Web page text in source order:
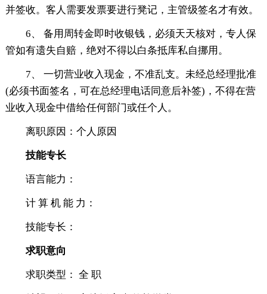
并签收。客人需要发票要进行凳记，主管级签名才有效。
6、 备用周转金即时收银钱，必须天天核对，专人保
管如有遗失自赔，绝对不得以白条抵库私自挪用。
7、 一切营业收入现金，不准乱支。未经总经理批准
(必须书面签名，可在总经理电话同意后补签)，不得在营
业收入现金中借给任何部门或任个人。
离职原因：个人原因
技能专长
语言能力：
计 算 机 能 力：
技能专长：
求职意向
求职类型： 全 职